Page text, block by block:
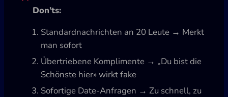
Don’ts:
Standardnachrichten an 20 Leute → Merkt
man sofort
Übertriebene Komplimente → „Du bist die
Schönste hier» wirkt fake
Sofortige Date-Anfragen → Zu schnell, zu